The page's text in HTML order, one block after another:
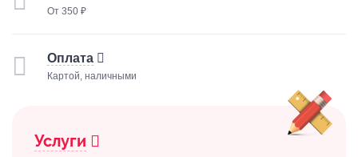
От 350 ₽
Оплата
Картой, наличными
Услуги